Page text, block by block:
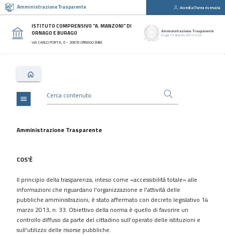
Amministrazione Trasparente Accedi all'area riservata
ISTITUTO COMPRENSIVO “A. MANZONI” DI
ORNAGO E BURAGO
VIA CARLO PORTA, 6 - 20876 ORNAGO (MB)
Sezioni
Disposizioni
Generali
Consulenti
collaboratori
Bandi
Performance
Enti
controllati
Attività
e
procedimenti
menu
Amministrazione Trasparente
COS'È
Il principio della trasparenza, inteso come «accessibilità totale» alle
informazioni che riguardano l'organizzazione e l'attività delle
pubbliche amministrazioni, è stato affermato con decreto legislativo 14
marzo 2013, n. 33. Obiettivo della norma è quello di favorire un
controllo diffuso da parte del cittadino sull'operato delle istituzioni e
sull'utilizzo delle risorse pubbliche.